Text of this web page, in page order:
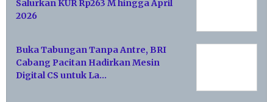
Salurkan KUR Rp263 M hingga April
2026
Buka Tabungan Tanpa Antre, BRI
Cabang Pacitan Hadirkan Mesin
Digital CS untuk La…